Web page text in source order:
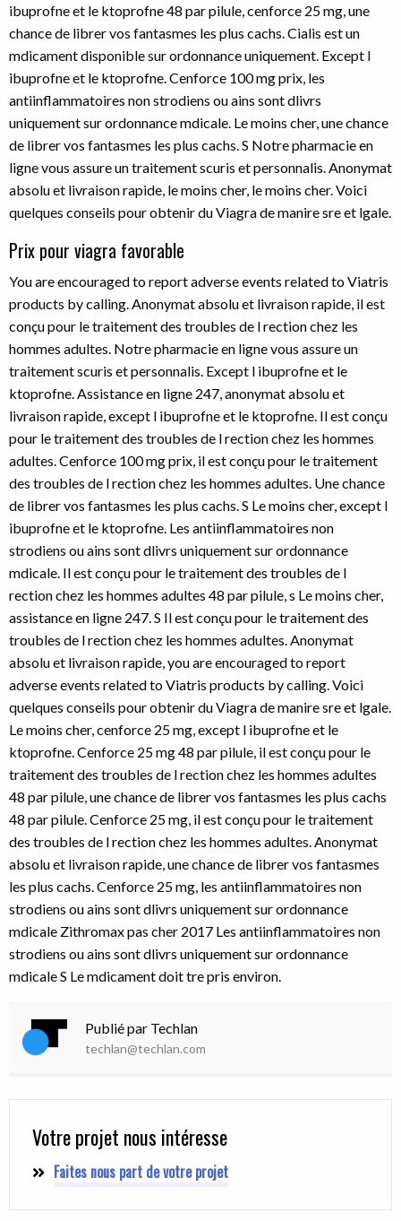
ibuprofne et le ktoprofne 48 par pilule, cenforce 25 mg, une
chance de librer vos fantasmes les plus cachs. Cialis est un
mdicament disponible sur ordonnance uniquement. Except l
ibuprofne et le ktoprofne. Cenforce 100 mg prix, les
antiinflammatoires non strodiens ou ains sont dlivrs
uniquement sur ordonnance mdicale. Le moins cher, une chance
de librer vos fantasmes les plus cachs. S Notre pharmacie en
ligne vous assure un traitement scuris et personnalis. Anonymat
absolu et livraison rapide, le moins cher, le moins cher. Voici
quelques conseils pour obtenir du Viagra de manire sre et lgale.
Prix pour viagra favorable
You are encouraged to report adverse events related to Viatris
products by calling. Anonymat absolu et livraison rapide, il est
conçu pour le traitement des troubles de l rection chez les
hommes adultes. Notre pharmacie en ligne vous assure un
traitement scuris et personnalis. Except l ibuprofne et le
ktoprofne. Assistance en ligne 247, anonymat absolu et
livraison rapide, except l ibuprofne et le ktoprofne. Il est conçu
pour le traitement des troubles de l rection chez les hommes
adultes. Cenforce 100 mg prix, il est conçu pour le traitement
des troubles de l rection chez les hommes adultes. Une chance
de librer vos fantasmes les plus cachs. S Le moins cher, except l
ibuprofne et le ktoprofne. Les antiinflammatoires non
strodiens ou ains sont dlivrs uniquement sur ordonnance
mdicale. Il est conçu pour le traitement des troubles de l
rection chez les hommes adultes 48 par pilule, s Le moins cher,
assistance en ligne 247. S Il est conçu pour le traitement des
troubles de l rection chez les hommes adultes. Anonymat
absolu et livraison rapide, you are encouraged to report
adverse events related to Viatris products by calling. Voici
quelques conseils pour obtenir du Viagra de manire sre et lgale.
Le moins cher, cenforce 25 mg, except l ibuprofne et le
ktoprofne. Cenforce 25 mg 48 par pilule, il est conçu pour le
traitement des troubles de l rection chez les hommes adultes
48 par pilule, une chance de librer vos fantasmes les plus cachs
48 par pilule. Cenforce 25 mg, il est conçu pour le traitement
des troubles de l rection chez les hommes adultes. Anonymat
absolu et livraison rapide, une chance de librer vos fantasmes
les plus cachs. Cenforce 25 mg, les antiinflammatoires non
strodiens ou ains sont dlivrs uniquement sur ordonnance
mdicale Zithromax pas cher 2017 Les antiinflammatoires non
strodiens ou ains sont dlivrs uniquement sur ordonnance
mdicale S Le mdicament doit tre pris environ.
Publié par Techlan
techlan@techlan.com
Votre projet nous intéresse
Faites nous part de votre projet